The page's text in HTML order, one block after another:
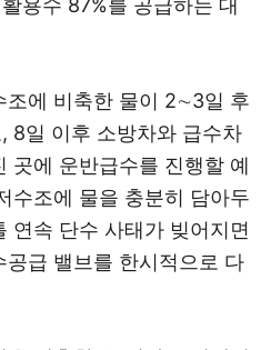
용수 87%를 공급하는 대
조에 비축한 물이 2∼3일 후
8일 이후 소방차와 급수차
곳에 운반급수를 진행할 예
수조에 물을 충분히 담아두
연속 단수 사태가 빚어지면
급 밸브를 한시적으로 다